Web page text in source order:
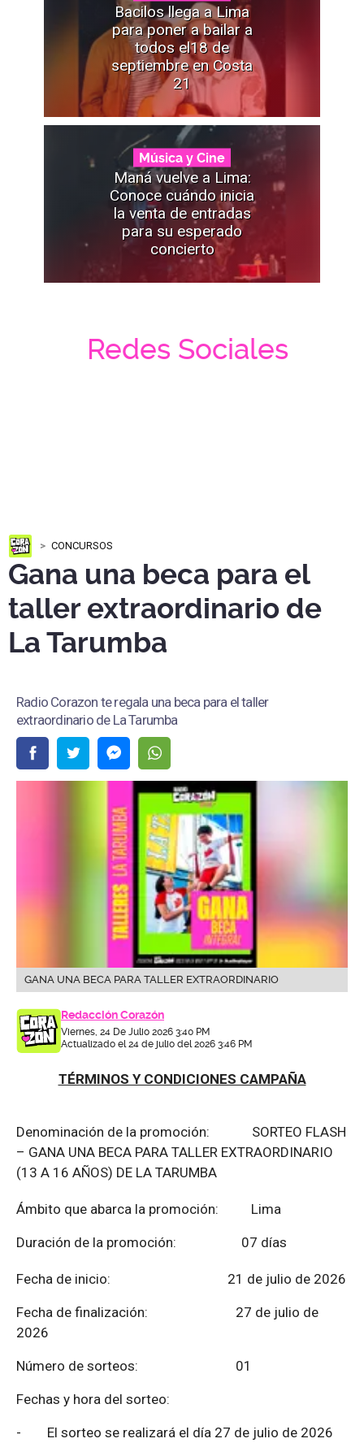
Bacilos llega a Lima
para poner a bailar a
todos el18 de
septiembre en Costa
21
Música y Cine
Maná vuelve a Lima:
Conoce cuándo inicia
la venta de entradas
para su esperado
concierto
Redes Sociales
CONCURSOS
Gana una beca para el
taller extraordinario de
La Tarumba
Radio Corazon te regala una beca para el taller
extraordinario de La Tarumba
GANA UNA BECA PARA TALLER EXTRAORDINARIO
Redacción Corazón
Viernes, 24 De Julio 2026 3:40 PM
Actualizado el 24 de julio del 2026 3:46 PM
TÉRMINOS Y CONDICIONES CAMPAÑA
Denominación de la promoción: SORTEO FLASH
– GANA UNA BECA PARA TALLER EXTRAORDINARIO
(13 A 16 AÑOS) DE LA TARUMBA
Ámbito que abarca la promoción: Lima
Duración de la promoción: 07 días
Fecha de inicio: 21 de julio de 2026
Fecha de finalización:
27 de julio de
2026
Número de sorteos: 01
Fechas y hora del sorteo:
- El sorteo se realizará el día 27 de julio de 2026